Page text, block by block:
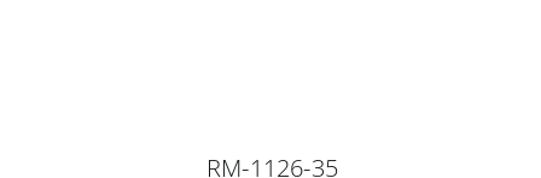
RM-1126-35